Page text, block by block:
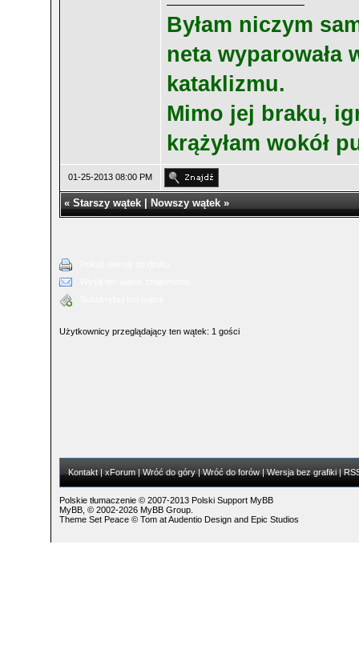
Byłam niczym
neta wy­paro­wała
ka­tak­lizmu.
Mi­mo jej bra­ku,
krążyłam wokół
01-25-2013 08:00 PM
« Starszy wątek| Nowszy wątek»
Użytkownicy przeglądający ten wątek: 1 gości
Kontakt| xForum| Wróć do góry| Wróć do forów| Wersja bez grafiki|
Polskie tłumaczenie © 2007-2013 Polski Support MyBB
MyBB, © 2002-2026 MyBB Group.
Theme Set Peace © TomatAudentio Designand Epic Studios